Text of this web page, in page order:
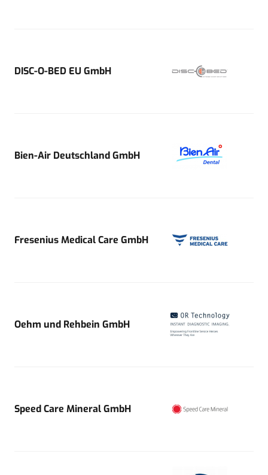
DISC-O-BED EU GmbH
Bien-Air Deutschland GmbH
Fresenius Medical Care GmbH
Oehm und Rehbein GmbH
Speed Care Mineral GmbH